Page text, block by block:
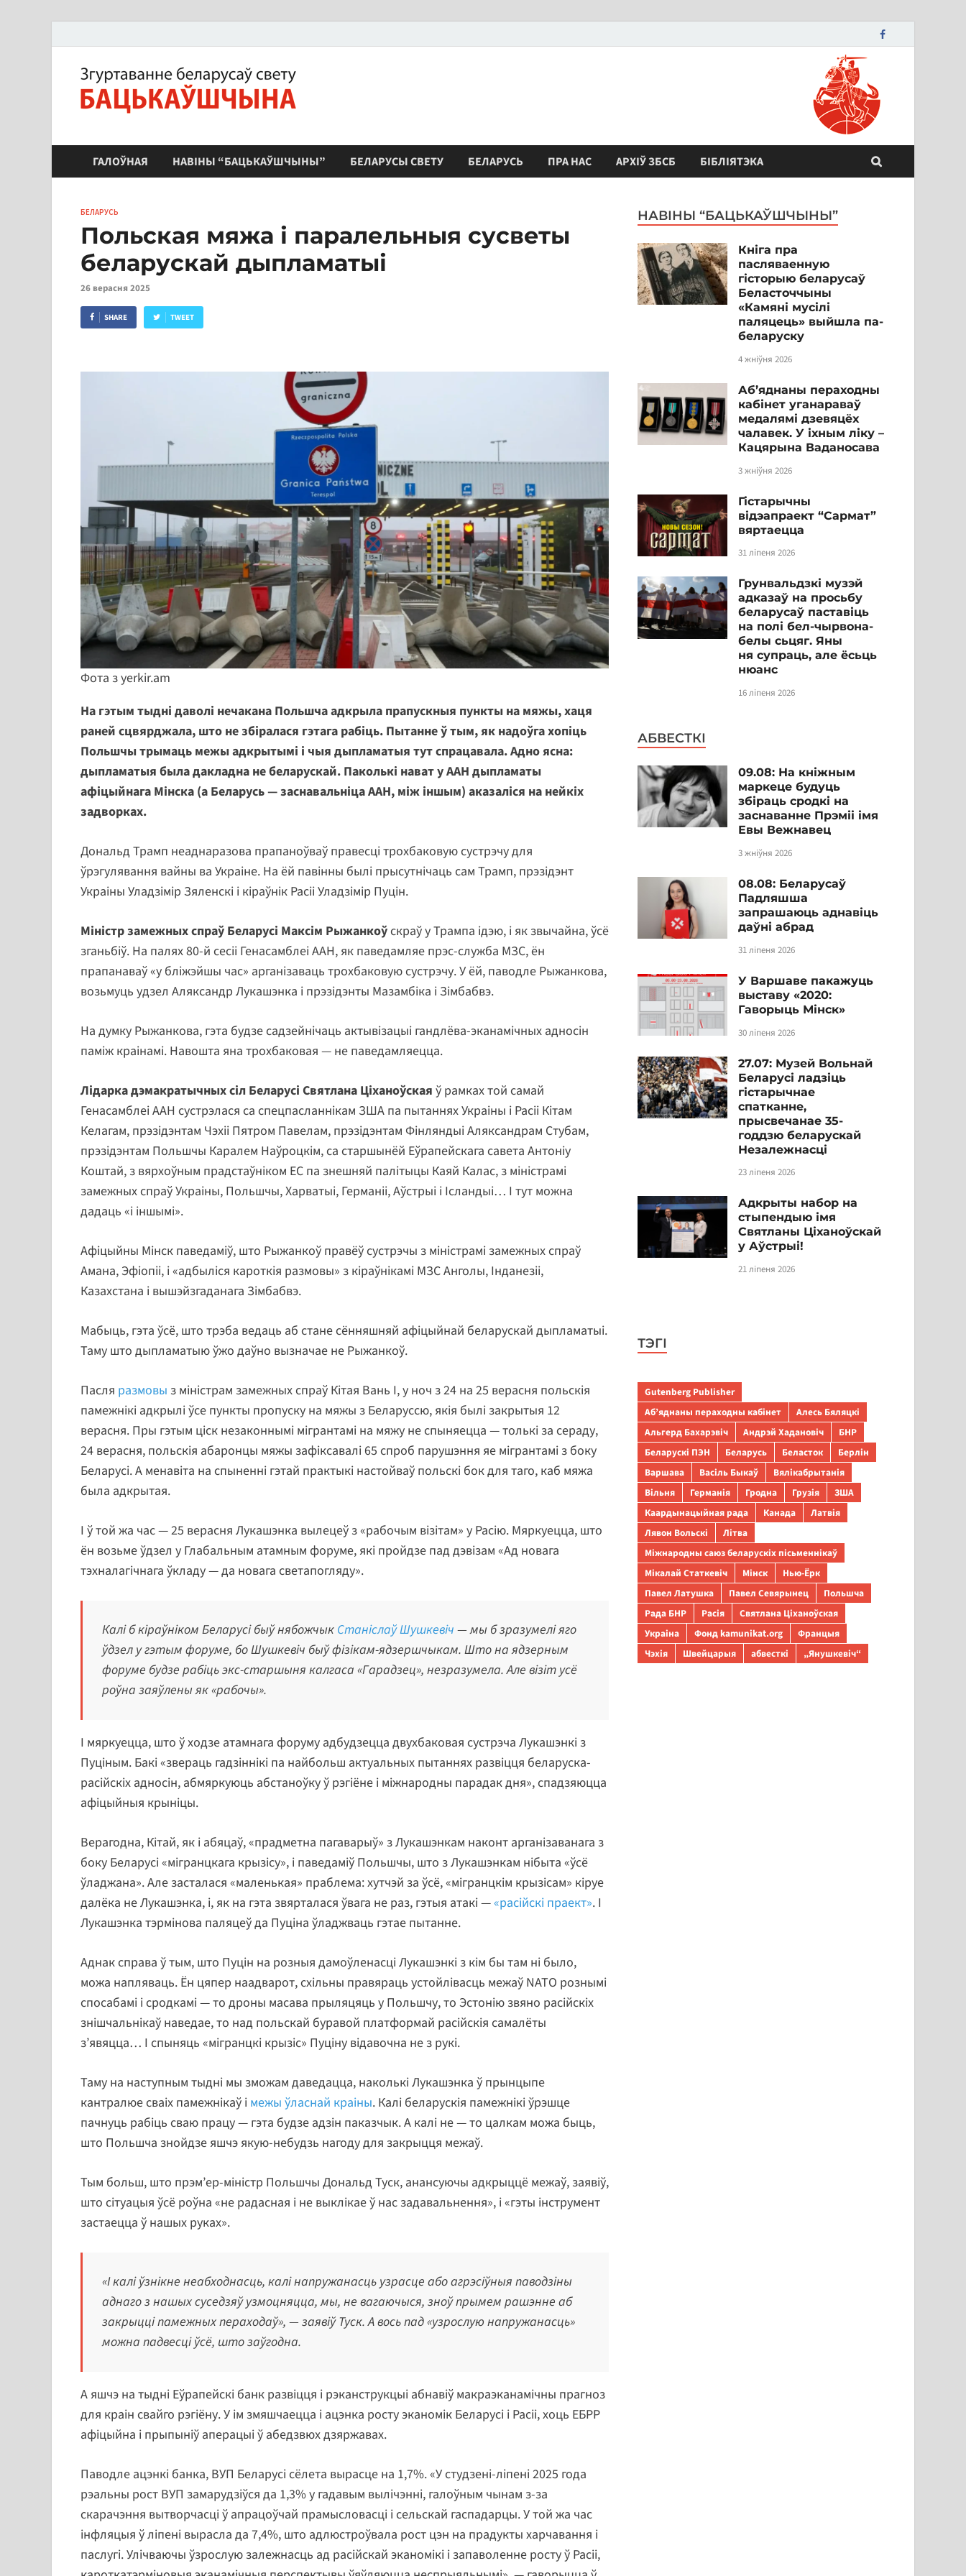
ЗБС "Бацькаўшчына"
ГАЛОЎНАЯ НАВІНЫ “БАЦЬКАЎШЧЫНЫ” БЕЛАРУСЫ СВЕТУ БЕЛАРУСЬ ПРА НАС АРХІЎ ЗБСБ БІБЛІЯТЭКА
БЕЛАРУСЬ
Польская мяжа і паралельныя сусветы
беларускай дыпламатыі
26 верасня 2025
SHARE TWEET
Фота з yerkir.am
На гэтым тыдні даволі нечакана Польшча адкрыла прапускныя пункты на мяжы, хаця
раней сцвярджала, што не збіралася гэтага рабіць. Пытанне ў тым, як надоўга хопіць
Польшчы трымаць межы адкрытымі і чыя дыпламатыя тут спрацавала. Адно ясна:
дыпламатыя была дакладна не беларускай. Паколькі нават у ААН дыпламаты
афіцыйнага Мінска (а Беларусь — заснавальніца ААН, між іншым) аказаліся на нейкіх
задворках.
Дональд Трамп неаднаразова прапаноўваў правесці трохбаковую сустрэчу для
ўрэгулявання вайны ва Украіне. На ёй павінны былі прысутнічаць сам Трамп, прэзідэнт
Украіны Уладзімір Зяленскі і кіраўнік Расіі Уладзімір Пуцін.
Міністр замежных спраў Беларусі Максім Рыжанкоўскраў у Трампа ідэю, і як звычайна, ўсё
зганьбіў. На палях 80-й сесіі Генасамблеі ААН, як паведамляе прэс-служба МЗС, ён
прапанаваў «у бліжэйшы час» арганізаваць трохбаковую сустрэчу. У ёй, паводле Рыжанкова,
возьмуць удзел Аляксандр Лукашэнка і прэзідэнты Мазамбіка і Зімбабвэ.
На думку Рыжанкова, гэта будзе садзейнічаць актывізацыі гандлёва-эканамічных адносін
паміж краінамі. Навошта яна трохбаковая — не паведамляецца.
Лідарка дэмакратычных сіл Беларусі Святлана Ціханоўская ў рамках той самай
Генасамблеі ААН сустрэлася са спецпасланнікам ЗША па пытаннях Украіны і Расіі Кітам
Келагам, прэзідэнтам Чэхіі Пятром Павелам, прэзідэнтам Фінляндыі Аляксандрам Стубам,
прэзідэнтам Польшчы Каралем Наўроцкім, са старшынёй Еўрапейскага савета Антоніу
Коштай, з вярхоўным прадстаўніком ЕС па знешняй палітыцы Каяй Калас, з міністрамі
замежных спраў Украіны, Польшчы, Харватыі, Германіі, Аўстрыі і Ісландыі… І тут можна
дадаць «і іншымі».
Афіцыйны Мінск паведаміў, што Рыжанкоў правёў сустрэчы з міністрамі замежных спраў
Амана, Эфіопіі, і «адбыліся кароткія размовы» з кіраўнікамі МЗС Анголы, Інданезіі,
Казахстана і вышэйзгаданага Зімбабвэ.
Мабыць, гэта ўсё, што трэба ведаць аб стане сённяшняй афіцыйнай беларускай дыпламатыі.
Таму што дыпламатыю ўжо даўно вызначае не Рыжанкоў.
Пасля размовы з міністрам замежных спраў Кітая Вань І, у ноч з 24 на 25 верасня польскія
памежнікі адкрылі ўсе пункты пропуску на мяжы з Беларуссю, якія былі закрытыя 12
верасня. Пры гэтым ціск незаконнымі мігрантамі на мяжу не спыняецца — толькі за сераду,
24 верасня, польскія абаронцы мяжы зафіксавалі 65 спроб парушэння яе мігрантамі з боку
Беларусі. А менавіта на спыненні гэтай практыкі настойваў польскі бок для таго, каб мяжа
была адкрытая.
І ў той жа час — 25 верасня Лукашэнка вылецеў з «рабочым візітам» у Расію. Мяркуецца, што
ён возьме ўдзел у Глабальным атамным форуме, які пройдзе пад дэвізам «Ад новага
тэхналагічнага ўкладу — да новага светапогляду».
Калі б кіраўніком Беларусі быў нябожчык Станіслаў Шушкевіч — мы б зразумелі яго
ўдзел у гэтым форуме, бо Шушкевіч быў фізікам-ядзершчыкам. Што на ядзерным
форуме будзе рабіць экс-старшыня калгаса «Гарадзец», незразумела. Але візіт усё
роўна заяўлены як «рабочы».
І мяркуецца, што ў ходзе атамнага форуму адбудзецца двухбаковая сустрэча Лукашэнкі з
Пуціным. Бакі «звераць гадзіннікі па найбольш актуальных пытаннях развіцця беларуска-
расійскіх адносін, абмяркуюць абстаноўку ў рэгіёне і міжнародны парадак дня», спадзяюцца
афіцыйныя крыніцы.
Верагодна, Кітай, як і абяцаў, «прадметна пагаварыў» з Лукашэнкам наконт арганізаванага з
боку Беларусі «мігранцкага крызісу», і паведаміў Польшчы, што з Лукашэнкам нібыта «ўсё
ўладжана». Але засталася «маленькая» праблема: хутчэй за ўсё, «мігранцкім крызісам» кіруе
далёка не Лукашэнка, і, як на гэта звярталася ўвага не раз, гэтыя атакі —«расійскі праект». І
Лукашэнка тэрмінова паляцеў да Пуціна ўладжваць гэтае пытанне.
Аднак справа ў тым, што Пуцін на розныя дамоўленасці Лукашэнкі з кім бы там ні было,
можа напляваць. Ён цяпер наадварот, схільны правяраць устойлівасць межаў NATO рознымі
спосабамі і сродкамі — то дроны масава прыляцяць у Польшчу, то Эстонію звяно расійскіх
знішчальнікаў наведае, то над польскай буравой платформай расійскія самалёты
з’явяцца… І спыняць «мігранцкі крызіс» Пуціну відавочна не з рукі.
Таму на наступным тыдні мы зможам даведацца, наколькі Лукашэнка ў прынцыпе
кантралюе сваіх памежнікаў і межы ўласнай краіны. Калі беларускія памежнікі ўрэшце
пачнуць рабіць сваю працу — гэта будзе адзін паказчык. А калі не — то цалкам можа быць,
што Польшча знойдзе яшчэ якую-небудзь нагоду для закрыцця межаў.
Тым больш, што прэм’ер-міністр Польшчы Дональд Туск, анансуючы адкрыццё межаў, заявіў,
што сітуацыя ўсё роўна «не радасная і не выклікае ў нас задавальнення», і «гэты інструмент
застаецца ў нашых руках».
«І калі ўзнікне неабходнасць, калі напружанасць узрасце або агрэсіўныя паводзіны
аднаго з нашых суседзяў узмоцняцца, мы, не вагаючыся, зноў прымем рашэнне аб
закрыцці памежных пераходаў», — заявіў Туск. А вось пад «узрослую напружанасць»
можна падвесці ўсё, што заўгодна.
А яшчэ на тыдні Еўрапейскі банк развіцця і рэканструкцыі абнавіў макраэканамічны прагноз
для краін свайго рэгіёну. У ім змяшчаецца і ацэнка росту эканомік Беларусі і Расіі, хоць ЕБРР
афіцыйна і прыпыніў аперацыі ў абедзвюх дзяржавах.
Паводле ацэнкі банка, ВУП Беларусі сёлета вырасце на 1,7%. «У студзені-ліпені 2025 года
рэальны рост ВУП замарудзіўся да 1,3% у гадавым вылічэнні, галоўным чынам з-за
скарачэння вытворчасці ў апрацоўчай прамысловасці і сельскай гаспадарцы. У той жа час
інфляцыя ў ліпені вырасла да 7,4%, што адлюстроўвала рост цэн на прадукты харчавання і
паслугі. Улічваючы ўзрослую залежнасць ад расійскай эканомікі і запаволенне росту ў Расіі,
НАВІНЫ “БАЦЬКАЎШЧЫНЫ”
Кніга пра
пасляваенную
гісторыю беларусаў
Беласточчыны
«Камяні мусілі
паляцець» выйшла па-
беларуску
4 жніўня 2026
Аб’яднаны пераходны
кабінет уганараваў
медалямі дзевяцёх
чалавек. У іхным ліку –
Кацярына Ваданосава
3 жніўня 2026
Гістарычны
відэапраект “Сармат”
вяртаецца
31 ліпеня 2026
Грунвальдзкі музэй
адказаў на просьбу
беларусаў паставіць
на полі бел-чырвона-
белы сьцяг. Яны
ня супраць, але ёсьць
нюанс
16 ліпеня 2026
АБВЕСТКІ
09.08: На кніжным
маркеце будуць
збіраць сродкі на
заснаванне Прэміі імя
Евы Вежнавец
3 жніўня 2026
08.08: Беларусаў
Падляшша
запрашаюць аднавіць
даўні абрад
31 ліпеня 2026
У Варшаве пакажуць
выставу «2020:
Гаворыць Мінск»
30 ліпеня 2026
27.07: Музей Вольнай
Беларусі ладзіць
гістарычнае
спатканне,
прысвечанае 35-
годдзю беларускай
Незалежнасці
23 ліпеня 2026
Адкрыты набор на
стыпендыю імя
Святланы Ціханоўскай
у Аўстрыі!
21 ліпеня 2026
ТЭГІ
Gutenberg Publisher
Аб’яднаны пераходны кабінет
Алесь Бяляцкі
Альгерд Бахарэвіч
Андрэй Хадановіч
БНР
Беларускі ПЭН
Беларусь Беласток
Берлін
Варшава
Васіль Быкаў
Вялікабрытанія
Вільня
Германія Гродна Грузія
ЗША
Каардынацыйная рада
Канада
Латвія
Лявон Вольскі
Літва
Міжнародны саюз беларускіх пісьменнікаў
Мікалай Статкевіч
Мінск
Нью-Ёрк
Павел Латушка
Павел Севярынец
Польшча
Рада БНР
Расія
Святлана Ціханоўская
Украіна
Фонд kamunikat.org
Францыя
Чэхія
Швейцарыя абвесткі „Янушкевіч“